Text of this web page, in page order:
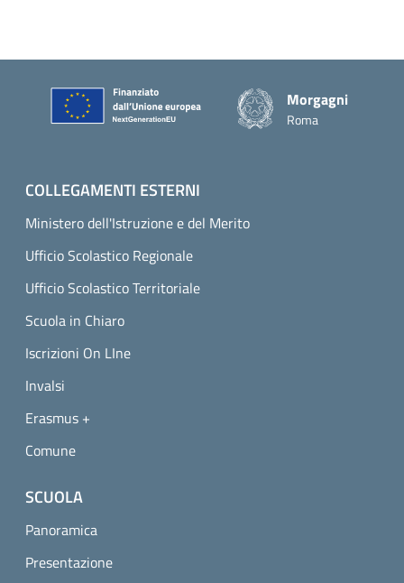
Piè di pagina
Morgagni
Roma
COLLEGAMENTI ESTERNI
Ministero dell'Istruzione e del Merito
Ufficio Scolastico Regionale
Ufficio Scolastico Territoriale
Scuola in Chiaro
Iscrizioni On LIne
Invalsi
Erasmus +
Comune
SCUOLA
Panoramica
Presentazione